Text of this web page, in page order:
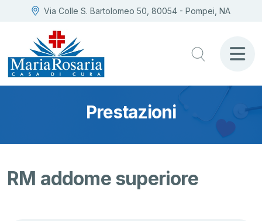
Via Colle S. Bartolomeo 50, 80054 - Pompei, NA
Prestazioni
RM addome superiore